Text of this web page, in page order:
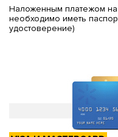
Наложенным платежом
необходимо иметь
удостоверение)